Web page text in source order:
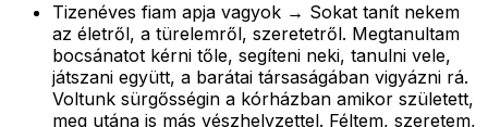
Tizenéves fiam apja vagyok → Sokat tanít nekem
az életről, a türelemről, szeretetről. Megtanultam
bocsánatot kérni tőle, segíteni neki, tanulni vele,
játszani együtt, a barátai társaságában vigyázni rá.
Voltunk sürgősségin a kórházban amikor született,
meg utána is más vészhelyzettel. Féltem, szeretem,